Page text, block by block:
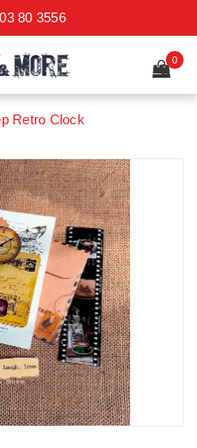
80 3556
0
Retro Clock